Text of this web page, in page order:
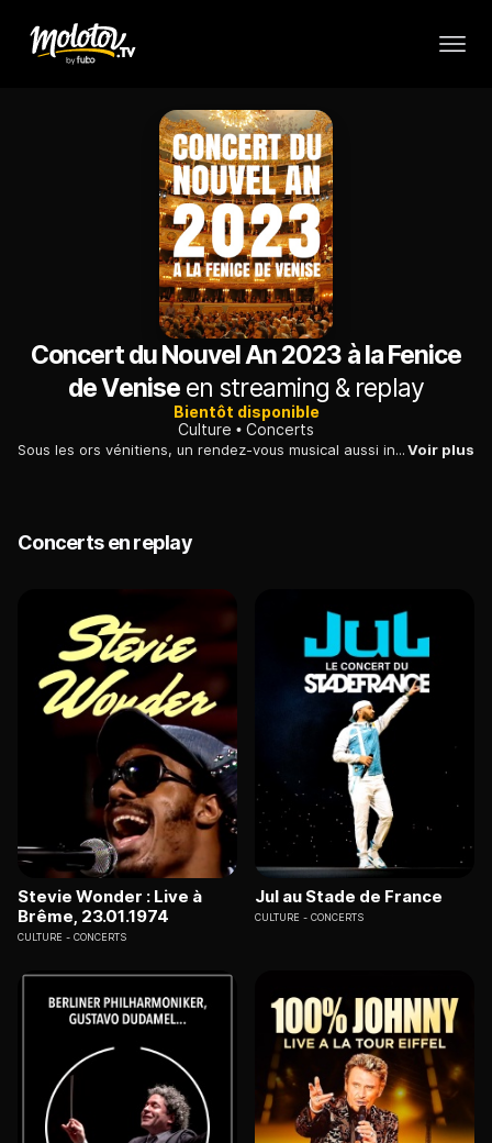
Concert du Nouvel An 2023 à la Fenice
de Veniseen streaming & replay
Bientôt disponible
Culture
Concerts
Sous les ors vénitiens, un rendez-vous musical aussi incontournable que réjouissant, dirigé cette année par le maestro britannique Daniel Harding.Voir plus
Concerts en replay
Stevie Wonder : Live à
Brême, 23.01.1974
CULTURE CONCERTS
Jul au Stade de France
CULTURE CONCERTS